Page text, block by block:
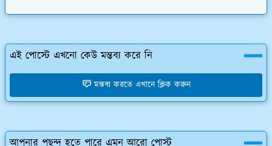
এই পোস্টে এখনো কেউ মন্তব্য করে নি
মন্তব্য করতে এখানে ক্লিক করুন
আপনার পছন্দ হতে পারে এমন আরো পোস্ট